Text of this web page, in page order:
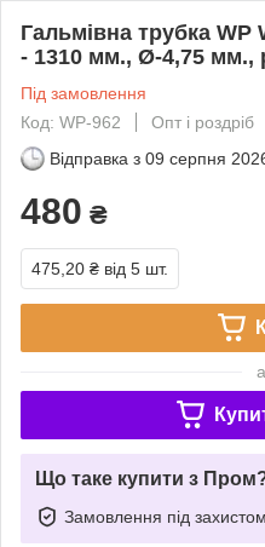
Гальмівна трубка
- 1310 мм., Ø-4,75 мм.,
Під замовлення
Код: WP-962
Опт і роздріб
Відправка з 09 серпня
480 ₴
475,20 ₴ від 5 шт.
Що таке купити з
Замовлення під захистом